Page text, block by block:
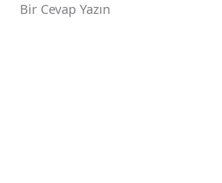
Bir Cevap Yazın